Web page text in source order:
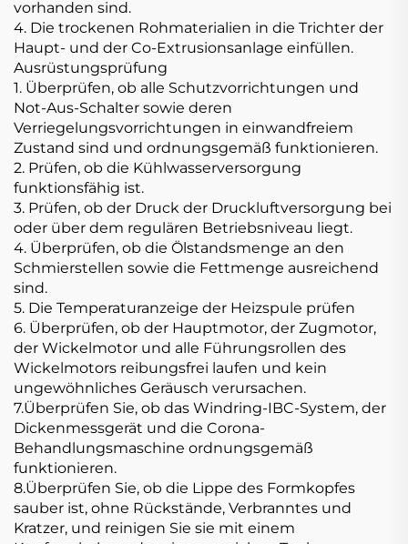
vorhanden sind.
4. Die trockenen Rohmaterialien in die Trichter der
Haupt- und der Co-Extrusionsanlage einfüllen.
Ausrüstungsprüfung
1. Überprüfen, ob alle Schutzvorrichtungen und
Not-Aus-Schalter sowie deren
Verriegelungsvorrichtungen in einwandfreiem
Zustand sind und ordnungsgemäß funktionieren.
2. Prüfen, ob die Kühlwasserversorgung
funktionsfähig ist.
3. Prüfen, ob der Druck der Druckluftversorgung bei
oder über dem regulären Betriebsniveau liegt.
4. Überprüfen, ob die Ölstandsmenge an den
Schmierstellen sowie die Fettmenge ausreichend
sind.
5. Die Temperaturanzeige der Heizspule prüfen
6. Überprüfen, ob der Hauptmotor, der Zugmotor,
der Wickelmotor und alle Führungsrollen des
Wickelmotors reibungsfrei laufen und kein
ungewöhnliches Geräusch verursachen.
7.Überprüfen Sie, ob das Windring-IBC-System, der
Dickenmessgerät und die Corona-
Behandlungsmaschine ordnungsgemäß
funktionieren.
8.Überprüfen Sie, ob die Lippe des Formkopfes
sauber ist, ohne Rückstände, Verbranntes und
Kratzer, und reinigen Sie sie mit einem